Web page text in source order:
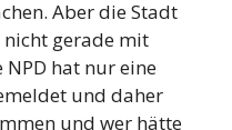
Aber die Stadt
nicht gerade mit
NPD hat nur eine
und daher
und wer hätte